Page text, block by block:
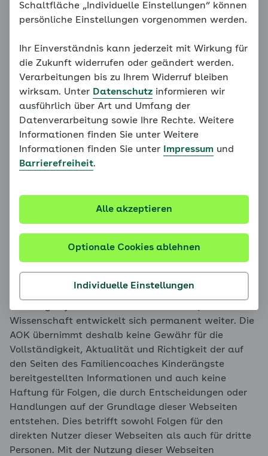
dieser Grundlage erforderlichen Maßnahmen in die
Wege leiten und behandeln. Ebenso wenig sind die
Kinderängste dazu geeignet, eine Diagnose zu
stellen oder ohne Gespräch mit der Ärztin oder dem
Arzt oder der Psychotherapeutin oder dem
Psychotherapeuten mit einer Behandlung zu
beginnen. Die Informationen des Familiencoaches
Kinderängste werden zu Informations- und
Übungszwecken bereitgestellt. Keinesfalls lassen
sich aus diesen Informationen individuelle Diagnosen
ableiten. Die hier bereitgestellten Inhalte dienen
Der Familiencoach Kinderängste wurde von
Expertinnen und Experten auf dem Gebiet der
Behandlung von Kinderängsten auf
wissenschaftlicher Basis entwickelt. Wir verwenden
aktuell und richtig sind. Medizinische Erkenntnisse
unterliegen jedoch einem steten Wandel, die
Wissenschaft entwickelt sich permanent weiter. Die
AOK übernimmt deshalb keine Gewähr für die
Vollständigkeit, Aktualität und Richtigkeit der auf
den Seiten des Familiencoaches Kinderängste
bereitgestellten Informationen und auch keine
Haftung für Folgen, die durch Entscheidungen oder
Handlungen auf der Grundlage dieser Webseiten
entstehen. Dies betrifft sowohl Folgen für den
direkten Nutzer dieser Webseiten als auch für dritte
Personen. Mit der Nutzung dieser Webseiten
Schaltfläche „Individuelle Einstellungen“ können
persönliche Einstellungen vorgenommen werden.
Ihr Einverständnis kann jederzeit mit Wirkung für
die Zukunft widerrufen oder geändert werden.
Verarbeitungen bis zu Ihrem Widerruf bleiben
wirksam. Unter Datenschutz informieren wir
ausführlich über Art und Umfang der
Datenverarbeitung sowie Ihre Rechte. Weitere
Informationen finden Sie unter Weitere
Informationen finden Sie unter
Impressum und
Barrierefreiheit.
Individuelle Einstellungen
Optionale Cookies ablehnen
Alle akzeptieren